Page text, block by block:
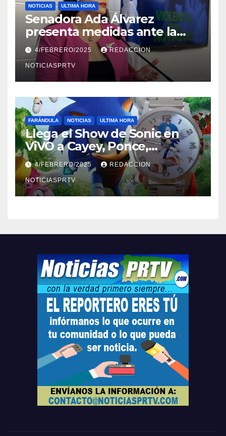
NOTICIAS ULTIMA HORA
Senadora Ada Álvarez
presenta medidas ante la
violencia en el noviazgo
4/FEBRERO/2025 REDACCION
NOTICIASPRTV
FARÁNDULA NOTICIAS ULTIMA HORA
Llega el Show de Sonic en
ViVO a Cayey, Ponce,
Barceloneta y Humacao,
Relojes gratis para el que
compre ahora….
4/FEBRERO/2025 REDACCION
NOTICIASPRTV